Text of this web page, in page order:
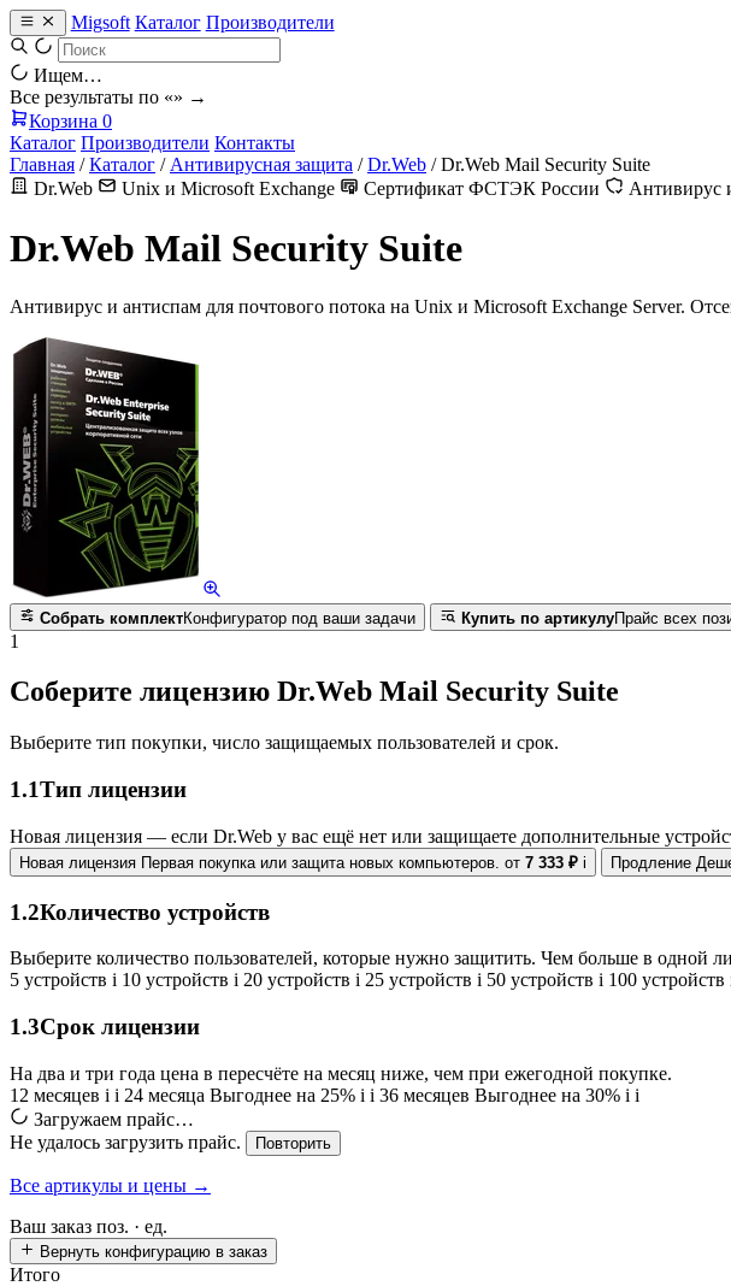
Migsoft Каталог Производители
Ищем…
Все результаты по «» →
Корзина 0
Каталог Производители Контакты
Главная / Каталог / Антивирусная защита / Dr.Web / Dr.Web Mail Security Suite
Dr.Web
Unix и Microsoft Exchange Сертификат ФСТЭК России Антивирус
Dr.Web Mail Security Suite
Антивирус и антиспам для почтового потока на Unix и Microsoft Exchange Server.
Собрать комплектКонфигуратор под ваши задачи Купить по артикулуПрайс всех
1
Соберите лицензию Dr.Web Mail Security Suite
Выберите тип покупки, число защищаемых пользователей и срок.
1.1Тип лицензии
Новая лицензия — если Dr.Web у вас ещё нет или защищаете дополнительные
Новая лицензия Первая покупка или защита новых компьютеров. от 7 333 ₽ i Продление
1.2Количество устройств
Выберите количество пользователей, которые нужно защитить. Чем больше в одной
5 устройств i 10 устройств i 20 устройств i 25 устройств i 50 устройств i 100 устройств
1.3Срок лицензии
На два и три года цена в пересчёте на месяц ниже, чем при ежегодной покупке.
12 месяцев i i 24 месяца Выгоднее на 25% i i 36 месяцев Выгоднее на 30% i i
Загружаем прайс…
Не удалось загрузить прайс.
Повторить
Все артикулы и цены →
Ваш заказ поз. · ед.
Вернуть конфигурацию в заказ
Итого